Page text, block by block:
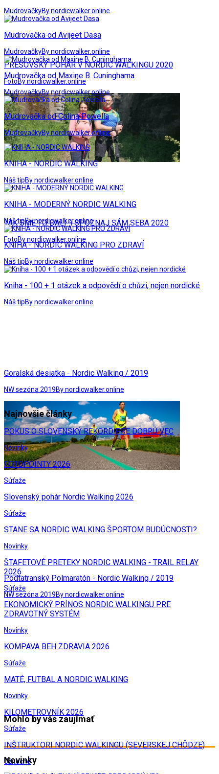
PREŠOVSKÝ POHÁR V NORDIC WALKINGU 2020
FotoBy nordicwalker.online
TAK SME TO DALI :) SPOZNAJ SÁM SEBA 2020
FotoBy nordicwalker.online
Goralská desiatka - Nordic Walking / 2019
NW sezóna 2019By nordicwalker.online
Podtatranský Polmaratón - Nordic Walking / 2019
NW sezóna 2019By nordicwalker.online
MudrovačkyBy nordicwalker.online
Mudrovačka od Avijeet Dasa
MudrovačkyBy nordicwalker.online
Mudrovačka od Maxine B. Cuninghama
MudrovačkyBy nordicwalker.online
Mudrovačka od Colina Powella
MudrovačkyBy nordicwalker.online
KNIHA - NORDIC WALKING
Náš tipBy nordicwalker.online
KNIHA - MODERNÝ NORDIC WALKING
Náš tipBy nordicwalker.online
KNIHA - NORDIC WALKING PRO ZDRAVÍ
Náš tipBy nordicwalker.online
Kniha - 100 + 1 otázek a odpovědí o chůzi, nejen nordické
Náš tipBy nordicwalker.online
Najnovšie články
POKUS O SLOVENSKÝ REKORD PRE DOBRÚ VEC
Novinky
FOTOPOINTY 2026
Súťaže
Slovenský pohár Nordic Walking 2026
Súťaže
STANE SA NORDIC WALKING ŠPORTOM BUDÚCNOSTI?
Novinky
ŠTAFETOVÉ PRETEKY NORDIC WALKING - TRAIL RELAY
2026
Súťaže
EKONOMICKÝ PRÍNOS NORDIC WALKINGU PRE
ZDRAVOTNÝ SYSTÉM
Novinky
KOMPAVA BEH ZDRAVIA 2026
Súťaže
MATÉ, FUTBAL A NORDIC WALKING
Novinky
KILOMETROVNÍK 2026
Súťaže
INŠTRUKTORI NORDIC WALKINGU (SEVERSKEJ CHÔDZE)
Užitočné
Mohlo by vás zaujímať
Novinky